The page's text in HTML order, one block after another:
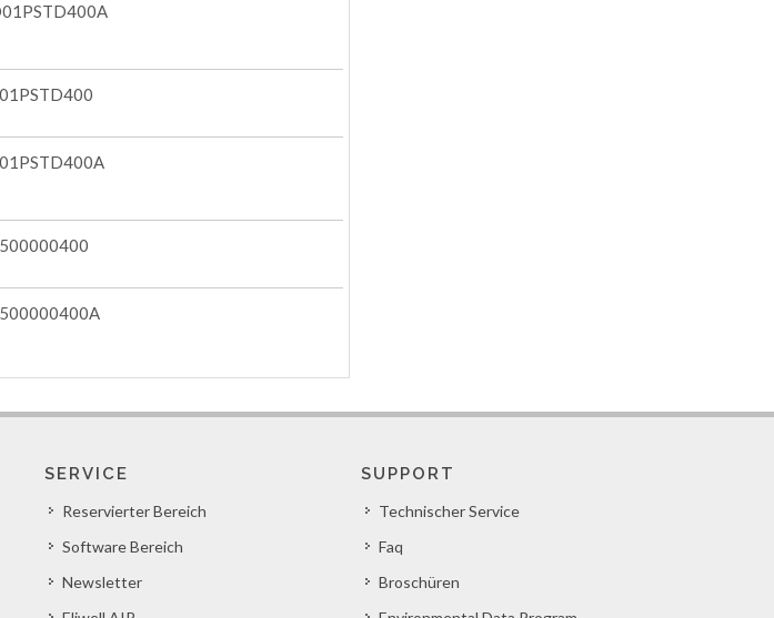
SERVICE
Reservierter Bereich
Software Bereich
Newsletter
SUPPORT
Technischer Service
Faq
Broschüren